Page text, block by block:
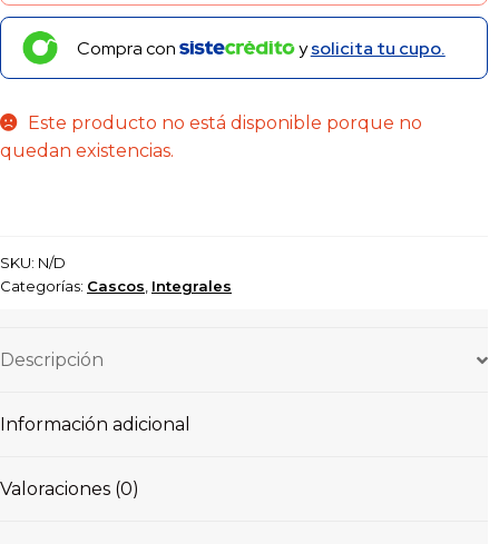
Compra con ysolicita tu cupo.
Este producto no está disponible porque no
quedan existencias.
SKU: N/D
Categorías: Cascos Integrales
Descripción
Información adicional
Valoraciones (0)